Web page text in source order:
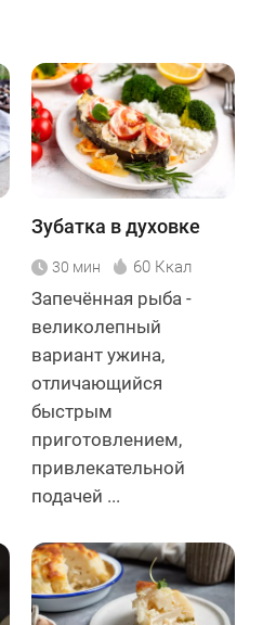
Зубатка в духовке
30 мин 60 Ккал
Запечённая рыба -
великолепный
вариант ужина,
отличающийся
быстрым
приготовлением,
привлекательной
подачей ...